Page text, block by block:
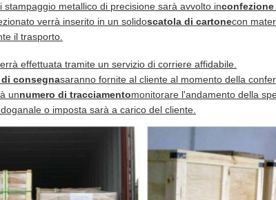
stampaggio metallico di precisione sarà avvolto in
verrà inserito in un solidoscatola di cartonecon
il trasporto.
effettuata tramite un servizio di corriere affidabile.
consegnasaranno fornite al cliente al momento della
unnumero di tracciamentomonitorare l'andamento della
o imposta sarà a carico del cliente.